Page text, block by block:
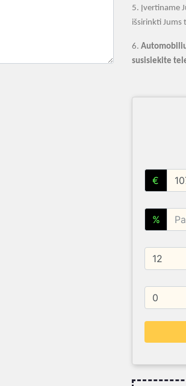
5. Įvertiname
išsirinkti Jums
6. Automobili
susisiekite
€
%